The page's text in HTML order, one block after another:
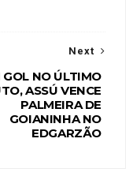
Next
GOL NO ÚLTIMO
ASSÚ VENCE
PALMEIRA DE
GOIANINHA NO
EDGARZÃO